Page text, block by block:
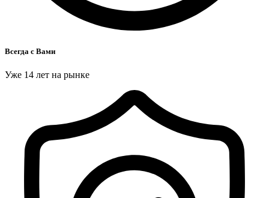
Всегда с Вами
Уже 14 лет на рынке